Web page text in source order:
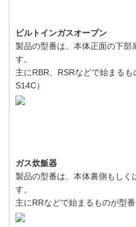
ビルトインガスオーブン
製品の型番は、本体正面の下部
す。
主にRBR、RSRなどで始まる
S14C）
ガス炊飯器
製品の型番は、本体裏側もしく
す。
主にRRなどで始まるものが型